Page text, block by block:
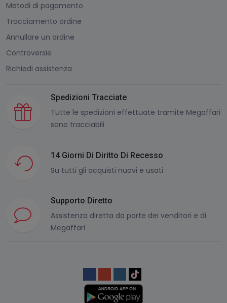
Metodi di pagamento
Tracciamento ordine
Annullare un ordine
Controversie
Richiedi assistenza
Spedizioni Tracciate
Tutte le spedizioni effettuate tramite Megaffari
sono tracciabili
14 Giorni Di Diritto Di Recesso
Su tutti gli acquisti nuovi e usati
Supporto Diretto
Assistenza diretta da parte dei venditori e di
Megaffari